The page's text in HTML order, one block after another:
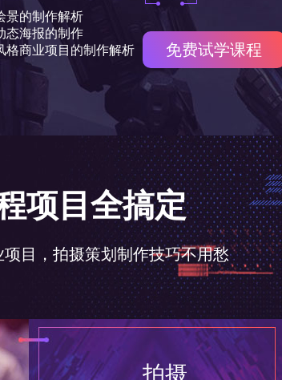
免费试学课程
分层渲染的使用方法
渲染器使用详解
项目的制作解析
项目全搞定
目，拍摄策划制作技巧不用愁
拍摄